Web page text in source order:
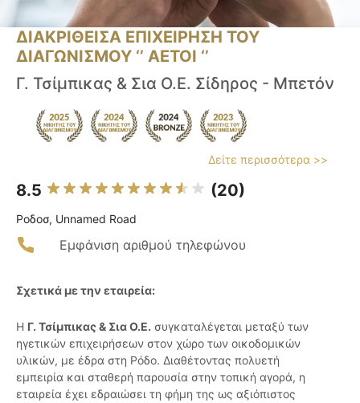
ΔΙΑΚΡΙΘΕΙΣΑ ΕΠΙΧΕΙΡΗΣΗ ΤΟΥ
ΔΙΑΓΩΝΙΣΜΟΥ ‘’ ΑΕΤΟΙ ‘’
Γ. Τσίμπικας & Σια Ο.Ε. Σίδηρος - Μπετόν
Δείτε περισσότερα >>
8.5 (20)
Ροδοσ, Unnamed Road
Εμφάνιση αριθμού τηλεφώνου
Σχετικά με την εταιρεία:
Η Γ. Τσίμπικας & Σια Ο.Ε. συγκαταλέγεται μεταξύ των
ηγετικών επιχειρήσεων στον χώρο των οικοδομικών
υλικών, με έδρα στη Ρόδο. Διαθέτοντας πολυετή
εμπειρία και σταθερή παρουσία στην τοπική αγορά, η
εταιρεία έχει εδραιώσει τη φήμη της ως αξιόπιστος